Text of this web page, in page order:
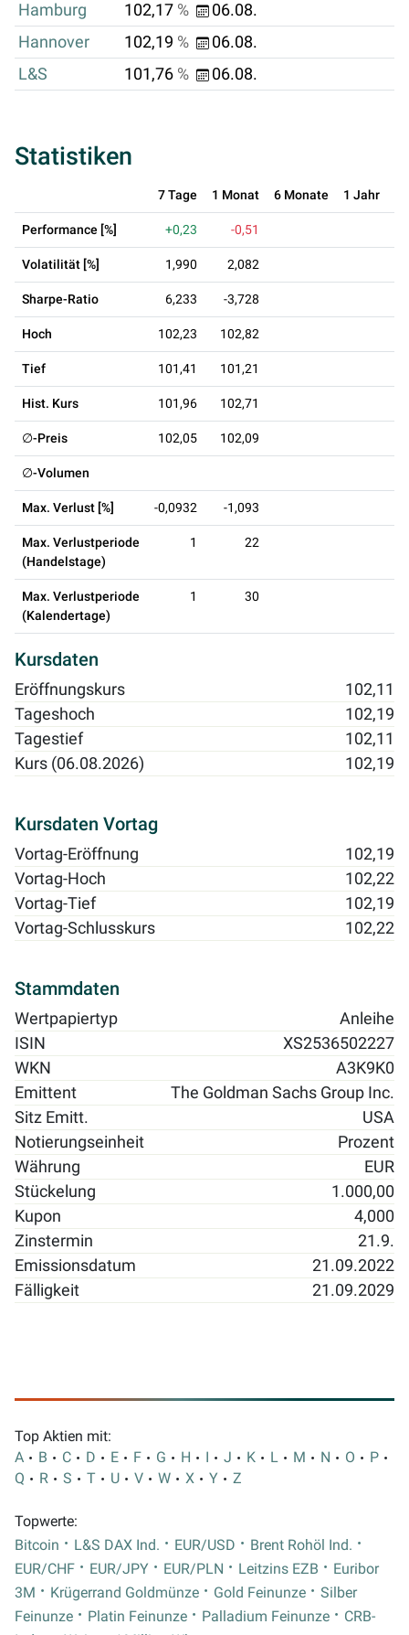
Hamburg
102,17 %
06.08.
Hannover
102,19 %
06.08.
L&S
101,76 % 06.08.
Statistiken
7 Tage 1 Monat 6 Monate 1 Jahr
Performance [%] +0,23 -0,51
Volatilität [%] 1,990 2,082
Sharpe-Ratio 6,233 -3,728
Hoch 102,23 102,82
Tief 101,41 101,21
Hist. Kurs 101,96 102,71
∅-Preis 102,05 102,09
∅-Volumen
Max. Verlust [%] -0,0932 -1,093
Max. Verlustperiode
(Handelstage)
1 22
Max. Verlustperiode
(Kalendertage)
1 30
Kursdaten
Eröffnungskurs
102,11
Tageshoch
102,19
Tagestief
102,11
Kurs (06.08.2026)
102,19
Kursdaten Vortag
Vortag-Eröffnung
102,19
Vortag-Hoch
102,22
Vortag-Tief
102,19
Vortag-Schlusskurs
102,22
Stammdaten
Wertpapiertyp
Anleihe
ISIN
XS2536502227
WKN
A3K9K0
Emittent
The Goldman Sachs Group Inc.
Sitz Emitt.
USA
Notierungseinheit
Prozent
Währung
EUR
Stückelung
1.000,00
Kupon
4,000
Zinstermin
21.9.
Emissionsdatum
21.09.2022
Fälligkeit
21.09.2029
Top Aktien mit:
A
B C D E F G H I J K L M N O
P
Q
R S T U V W X Y Z
Topwerte:
Bitcoin
L&S DAX Ind. EUR/USD
Brent Rohöl Ind.
EUR/CHF
EUR/JPY EUR/PLN Leitzins EZB
Euribor
3M
Krügerrand Goldmünze Gold Feinunze
Silber
Feinunze
Platin Feinunze Palladium Feinunze
CRB-